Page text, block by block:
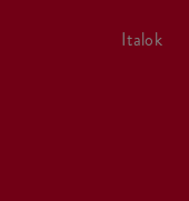
italok